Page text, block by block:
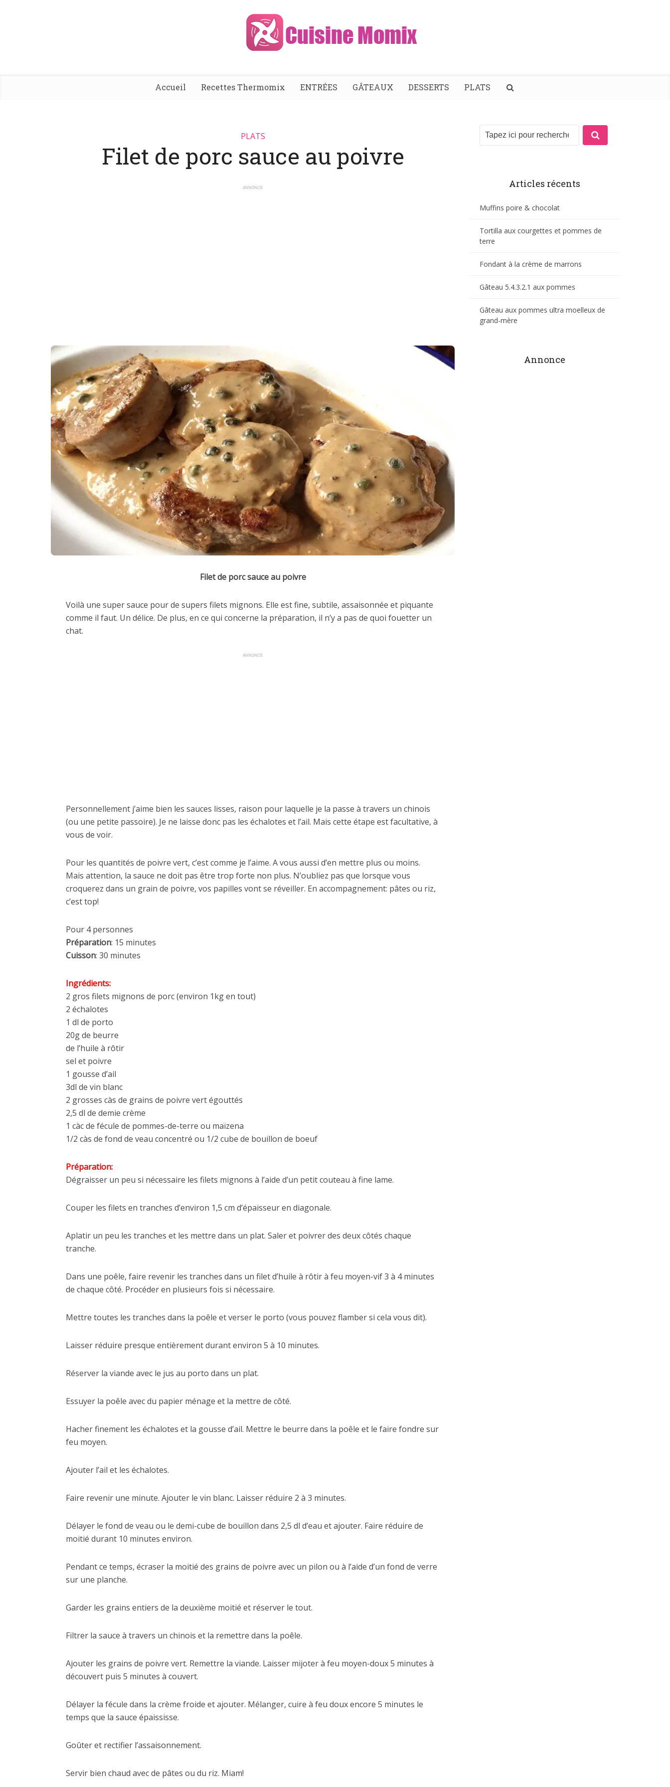
Accueil Recettes Thermomix ENTRÉES GÂTEAUX DESSERTS PLATS
PLATS
Filet de porc sauce au poivre
ANNONCE
Filet de porc sauce au poivre
Voilà une super sauce pour de supers filets mignons. Elle est fine, subtile, assaisonnée et piquante
comme il faut. Un délice. De plus, en ce qui concerne la préparation, il n’y a pas de quoi fouetter un
chat.
ANNONCE
Personnellement j’aime bien les sauces lisses, raison pour laquelle je la passe à travers un chinois
(ou une petite passoire). Je ne laisse donc pas les échalotes et l’ail. Mais cette étape est facultative, à
vous de voir.
Pour les quantités de poivre vert, c’est comme je l’aime. A vous aussi d’en mettre plus ou moins.
Mais attention, la sauce ne doit pas être trop forte non plus. N’oubliez pas que lorsque vous
croquerez dans un grain de poivre, vos papilles vont se réveiller. En accompagnement: pâtes ou riz,
c’est top!
Pour 4 personnes
Préparation: 15 minutes
Cuisson: 30 minutes
Ingrédients:
2 gros filets mignons de porc (environ 1kg en tout)
2 échalotes
1 dl de porto
20g de beurre
de l’huile à rôtir
sel et poivre
1 gousse d’ail
3dl de vin blanc
2 grosses càs de grains de poivre vert égouttés
2,5 dl de demie crème
1 càc de fécule de pommes-de-terre ou maïzena
1/2 càs de fond de veau concentré ou 1/2 cube de bouillon de boeuf
Préparation:
Dégraisser un peu si nécessaire les filets mignons à l’aide d’un petit couteau à fine lame.
Couper les filets en tranches d’environ 1,5 cm d’épaisseur en diagonale.
Aplatir un peu les tranches et les mettre dans un plat. Saler et poivrer des deux côtés chaque
tranche.
Dans une poêle, faire revenir les tranches dans un filet d’huile à rôtir à feu moyen-vif 3 à 4 minutes
de chaque côté. Procéder en plusieurs fois si nécessaire.
Mettre toutes les tranches dans la poêle et verser le porto (vous pouvez flamber si cela vous dit).
Laisser réduire presque entièrement durant environ 5 à 10 minutes.
Réserver la viande avec le jus au porto dans un plat.
Essuyer la poêle avec du papier ménage et la mettre de côté.
Hacher finement les échalotes et la gousse d’ail. Mettre le beurre dans la poêle et le faire fondre sur
feu moyen.
Ajouter l’ail et les échalotes.
Faire revenir une minute. Ajouter le vin blanc. Laisser réduire 2 à 3 minutes.
Délayer le fond de veau ou le demi-cube de bouillon dans 2,5 dl d’eau et ajouter. Faire réduire de
moitié durant 10 minutes environ.
Pendant ce temps, écraser la moitié des grains de poivre avec un pilon ou à l’aide d’un fond de verre
sur une planche.
Garder les grains entiers de la deuxième moitié et réserver le tout.
Filtrer la sauce à travers un chinois et la remettre dans la poêle.
Ajouter les grains de poivre vert. Remettre la viande. Laisser mijoter à feu moyen-doux 5 minutes à
découvert puis 5 minutes à couvert.
Délayer la fécule dans la crème froide et ajouter. Mélanger, cuire à feu doux encore 5 minutes le
temps que la sauce épaississe.
Goûter et rectifier l’assaisonnement.
Servir bien chaud avec de pâtes ou du riz. Miam!
Articles récents
Muffins poire & chocolat
Tortilla aux courgettes et pommes de
terre
Fondant à la crème de marrons
Gâteau 5.4.3.2.1 aux pommes
Gâteau aux pommes ultra moelleux de
grand-mère
Annonce